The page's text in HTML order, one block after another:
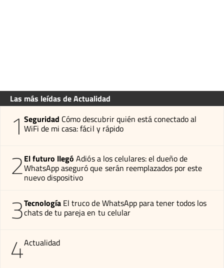
Las más leídas de Actualidad
1 Seguridad Cómo descubrir quién está conectado al
WiFi de mi casa: fácil y rápido
2El futuro llegó Adiós a los celulares: el dueño de
WhatsApp aseguró que serán reemplazados por este
nuevo dispositivo
3Tecnología El truco de WhatsApp para tener todos los
chats de tu pareja en tu celular
4Actualidad